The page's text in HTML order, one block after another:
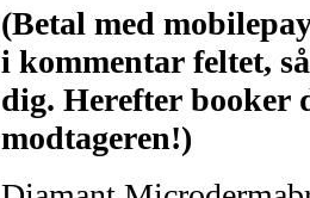
(Betal med
i kommentar feltet,
dig. Herefter booker
modtageren!)